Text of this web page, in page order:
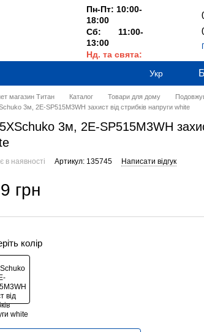
Пн-Пт: 10:00-
18:00
Сб: 11:00-
13:00
Нд. та свята:
Укр
магазин Титан Каталог Товари для дому
3м, 2E-SP515M3WH захист від стрибків напруги white
3м, 2E-SP515M3WH
в наявності Артикул: 135745 Написати відгук
грн
колір